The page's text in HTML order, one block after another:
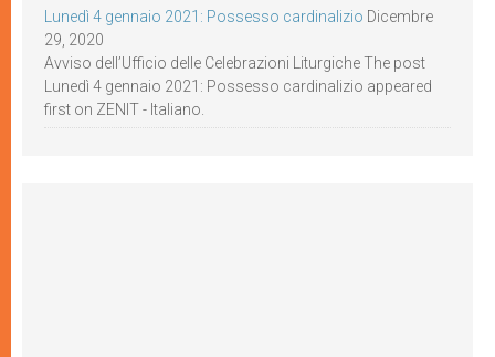
Lunedì 4 gennaio 2021: Possesso cardinalizio Dicembre
29, 2020
Avviso dell’Ufficio delle Celebrazioni Liturgiche The post
Lunedì 4 gennaio 2021: Possesso cardinalizio appeared
first on ZENIT - Italiano.